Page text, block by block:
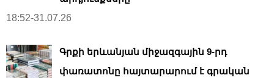
18:52-31.07.26
Գրքի երևանյան միջազգային 9-րդ
փառատոնը հայտարարում է գրական